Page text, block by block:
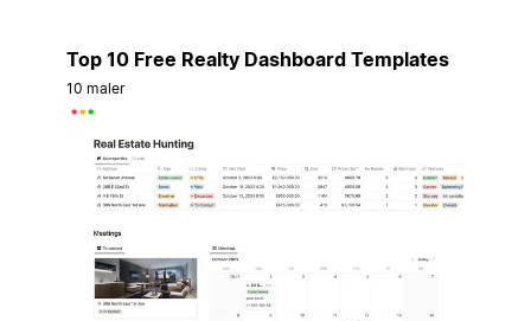
Top 10 Free Realty Dashboard Templates
10 maler